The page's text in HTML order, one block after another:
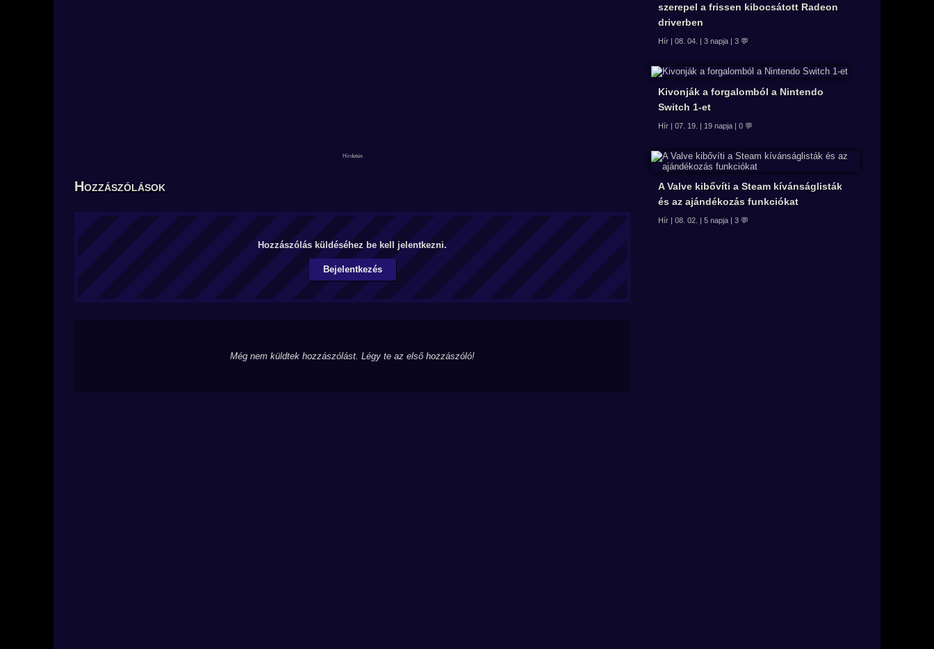
Hozzászólások
Hozzászólás küldéséhez be kell jelentkezni.
Bejelentkezés
Még nem küldtek hozzászólást. Légy te az első hozzászóló!
szerepel a frissen kibocsátott Radeon
driverben
Hír | 08. 04. | 3 napja | 3 💬
Kivonják a forgalomból a Nintendo
Switch 1-et
Hír | 07. 19. | 19 napja | 0 💬
A Valve kibővíti a Steam kívánságlisták
és az ajándékozás funkciókat
Hír | 08. 02. | 5 napja | 3 💬